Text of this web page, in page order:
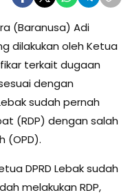
(Baranusa) Adi
dilakukan oleh Ketua
terkait dugaan
dengan
sudah pernah
(RDP) dengan salah
(OPD).
DPRD Lebak sudah
melakukan RDP,